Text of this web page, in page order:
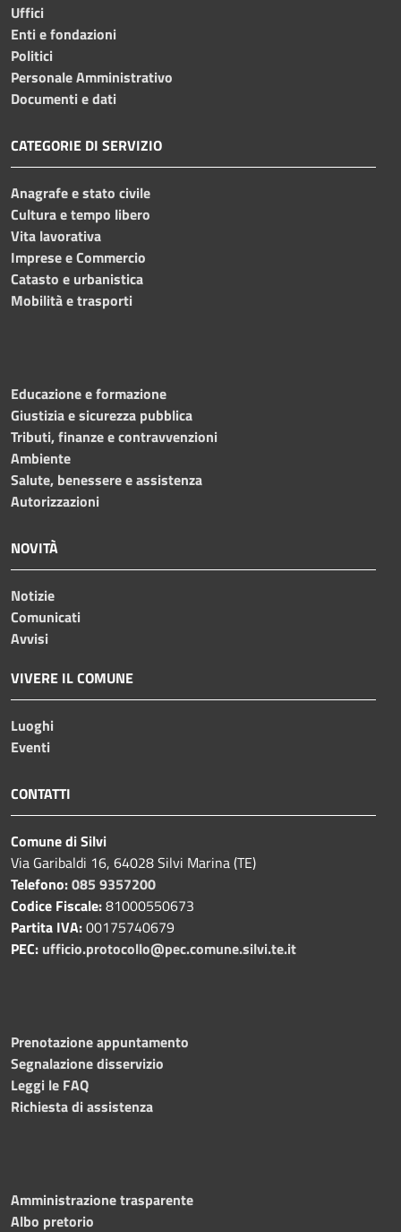
Uffici
Enti e fondazioni
Politici
Personale Amministrativo
Documenti e dati
CATEGORIE DI SERVIZIO
Anagrafe e stato civile
Cultura e tempo libero
Vita lavorativa
Imprese e Commercio
Catasto e urbanistica
Mobilità e trasporti
Educazione e formazione
Giustizia e sicurezza pubblica
Tributi, finanze e contravvenzioni
Ambiente
Salute, benessere e assistenza
Autorizzazioni
NOVITÀ
Notizie
Comunicati
Avvisi
VIVERE IL COMUNE
Luoghi
Eventi
CONTATTI
Comune di Silvi
Via Garibaldi 16, 64028 Silvi Marina (TE)
Telefono:085 9357200
Codice Fiscale:81000550673
Partita IVA:00175740679
PEC: ufficio.protocollo@pec.comune.silvi.te.it
Prenotazione appuntamento
Segnalazione disservizio
Leggi le FAQ
Richiesta di assistenza
Amministrazione trasparente
Albo pretorio